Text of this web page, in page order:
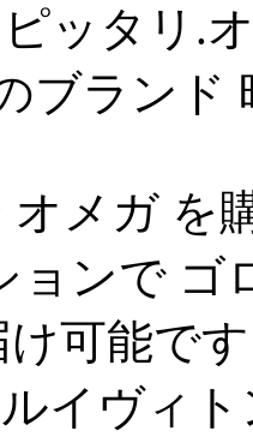
ッタリ.
ブランド
オメガ を
ョンで ゴ
け可能で
イヴィ